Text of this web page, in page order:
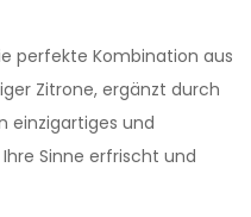
perfekte Kombination aus
Zitrone, ergänzt durch
einzigartiges und
Sinne erfrischt und